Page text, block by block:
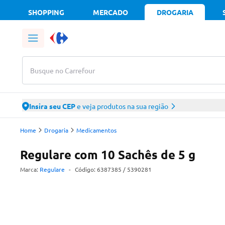
SHOPPING MERCADO DROGARIA
Busque no Carrefour
Insira seu CEPe veja produtos na sua região
Home Drogaria Medicamentos
Regulare com 10 Sachês de 5 g
Marca: Regulare - Código: 6387385 / 5390281